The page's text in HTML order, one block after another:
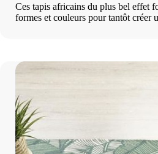
Ces tapis africains du plus bel effet
formes et couleurs pour tantôt créer